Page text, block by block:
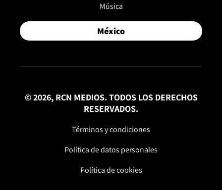
Música
México
© 2026, RCN MEDIOS. TODOS LOS DERECHOS
RESERVADOS.
Términos y condiciones
Política de datos personales
Política de cookies